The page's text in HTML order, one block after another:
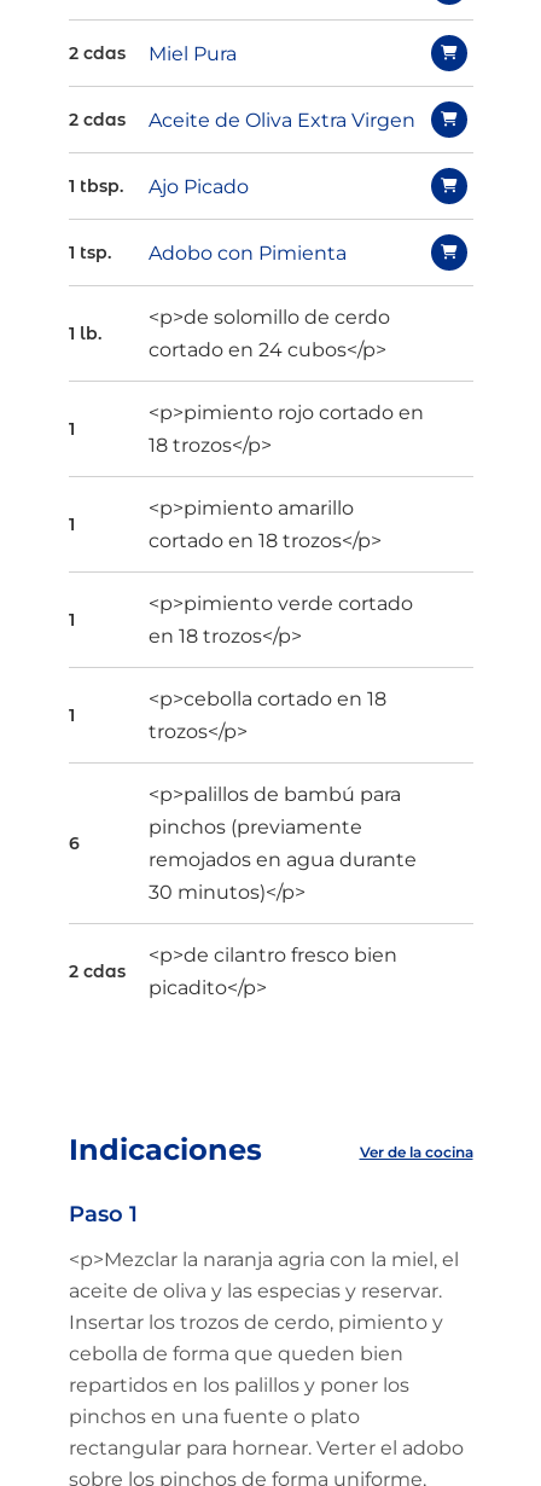
2 cdas Miel Pura
2 cdas Aceite de Oliva Extra Virgen
1 tbsp. Ajo Picado
1 tsp. Adobo con Pimienta
1 lb.
<p>de solomillo de cerdo
cortado en 24 cubos</p>
1
<p>pimiento rojo cortado en
18 trozos</p>
1
<p>pimiento amarillo
cortado en 18 trozos</p>
1
<p>pimiento verde cortado
en 18 trozos</p>
1
<p>cebolla cortado en 18
trozos</p>
6
<p>palillos de bambú para
pinchos (previamente
remojados en agua durante
30 minutos)</p>
2 cdas
<p>de cilantro fresco bien
picadito</p>
Indicaciones Ver de la cocina
Paso 1
<p>Mezclar la naranja agria con la miel, el
aceite de oliva y las especias y reservar.
Insertar los trozos de cerdo, pimiento y
cebolla de forma que queden bien
repartidos en los palillos y poner los
pinchos en una fuente o plato
rectangular para hornear. Verter el adobo
sobre los pinchos de forma uniforme,